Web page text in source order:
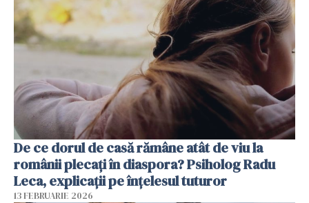
De ce dorul de casă rămâne atât de viu la
românii plecați în diaspora? Psiholog Radu
Leca, explicații pe înțelesul tuturor
13 FEBRUARIE 2026